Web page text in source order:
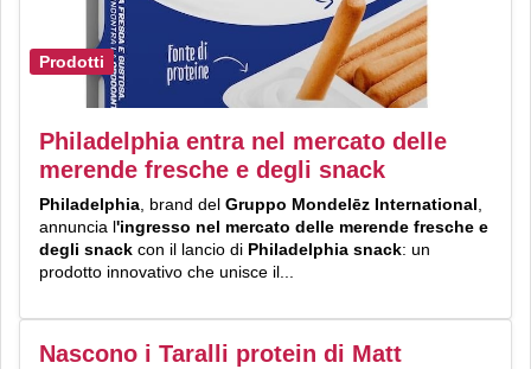
Prodotti
Philadelphia entra nel mercato delle
merende fresche e degli snack
Philadelphia, brand del Gruppo Mondelēz International,
annuncia l'ingresso nel mercato delle merende fresche e
degli snack con il lancio di Philadelphia snack: un
prodotto innovativo che unisce il...
Nascono i Taralli protein di Matt